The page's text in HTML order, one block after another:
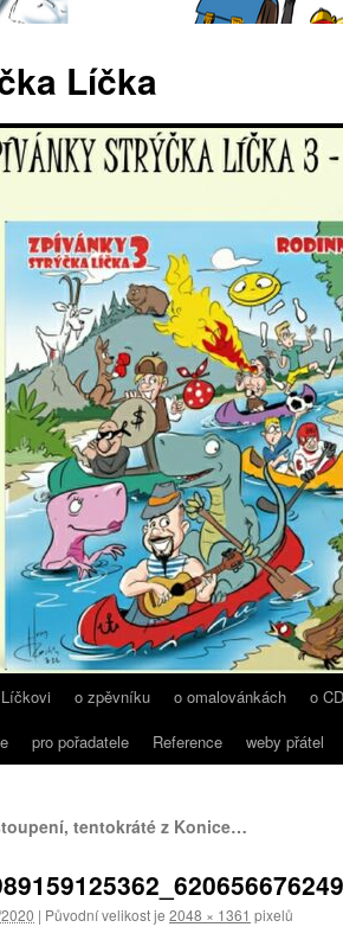
Líčka
o zpěvníku o omalovánkách o CD
pro pořadatele Reference weby přátel
tentokráté z Konice…
| Původní velikost je 2048 × 1361 pixelů